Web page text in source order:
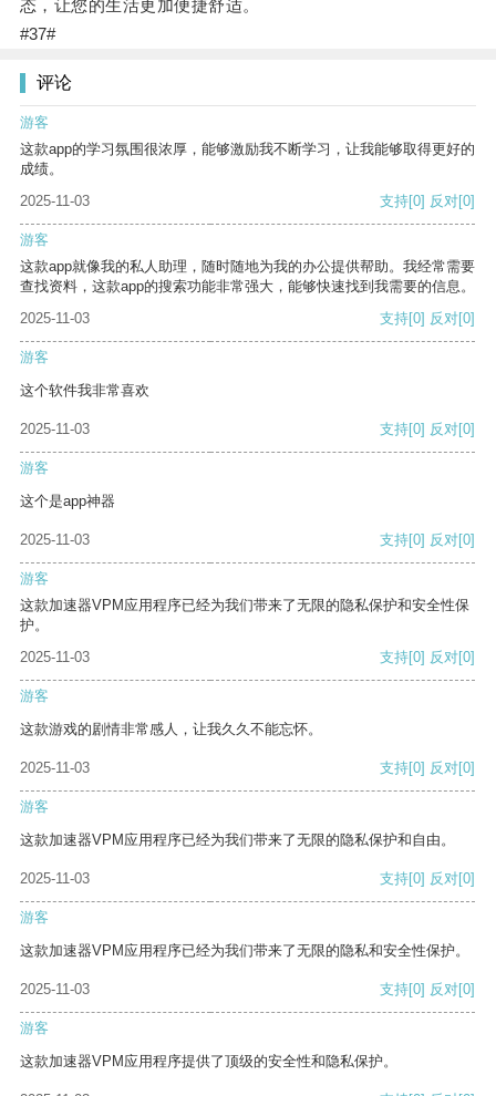
态，让您的生活更加便捷舒适。
#37#
评论
游客
这款app的学习氛围很浓厚，能够激励我不断学习，让我能够取得更好的
成绩。
2025-11-03
支持[0] 反对[0]
游客
这款app就像我的私人助理，随时随地为我的办公提供帮助。我经常需要
查找资料，这款app的搜索功能非常强大，能够快速找到我需要的信息。
2025-11-03
支持[0] 反对[0]
游客
这个软件我非常喜欢
2025-11-03 支持[0] 反对[0]
游客
这个是app神器
2025-11-03 支持[0] 反对[0]
游客
这款加速器VPM应用程序已经为我们带来了无限的隐私保护和安全性保
护。
2025-11-03
支持[0] 反对[0]
游客
这款游戏的剧情非常感人，让我久久不能忘怀。
2025-11-03 支持[0] 反对[0]
游客
这款加速器VPM应用程序已经为我们带来了无限的隐私保护和自由。
2025-11-03 支持[0] 反对[0]
游客
这款加速器VPM应用程序已经为我们带来了无限的隐私和安全性保护。
2025-11-03 支持[0] 反对[0]
游客
这款加速器VPM应用程序提供了顶级的安全性和隐私保护。